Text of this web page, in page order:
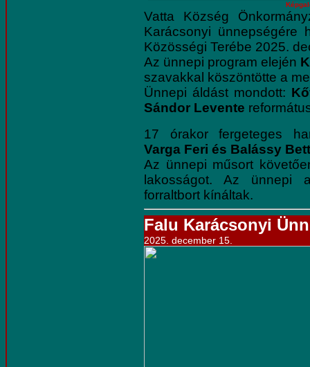
Vatta Község
Karácsonyi ünnepségére
Közösségi Terébe 2025.
Az ünnepi program elején
szavakkal köszöntötte a
Ünnepi áldást mondott:
Sándor Levente
17 órakor fergeteges
Varga Feri és Balássy
Az ünnepi műsort
lakosságot. Az ünnepi
forraltbort kínáltak.
Falu Karácsonyi
2025. december 15.